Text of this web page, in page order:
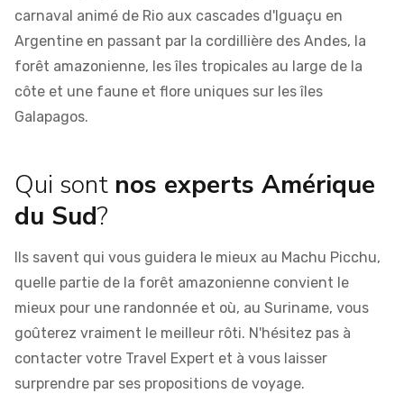
carnaval animé de Rio aux cascades d'Iguaçu en
Argentine en passant par la cordillière des Andes, la
forêt amazonienne, les îles tropicales au large de la
côte et une faune et flore uniques sur les îles
Galapagos.
Qui sont nos experts Amérique
du Sud?
Ils savent qui vous guidera le mieux au Machu Picchu,
quelle partie de la forêt amazonienne convient le
mieux pour une randonnée et où, au Suriname, vous
goûterez vraiment le meilleur rôti. N'hésitez pas à
contacter votre Travel Expert et à vous laisser
surprendre par ses propositions de voyage.